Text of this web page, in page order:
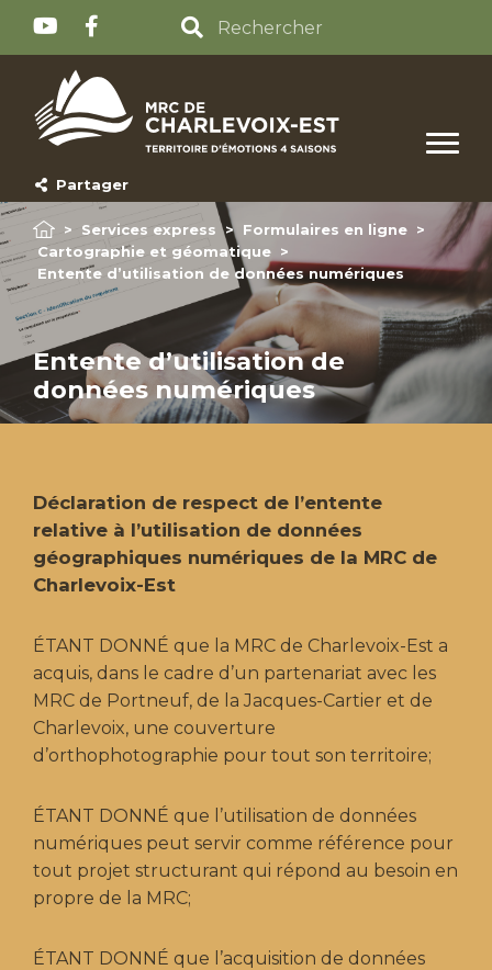
Partager
> Services express > Formulaires en ligne >
Cartographie et géomatique >
Entente d’utilisation de données numériques
Entente d’utilisation de
données numériques
Déclaration de respect de l’entente
relative à l’utilisation de données
géographiques numériques de la MRC de
Charlevoix-Est
ÉTANT DONNÉ que la MRC de Charlevoix-Est a
acquis, dans le cadre d’un partenariat avec les
MRC de Portneuf, de la Jacques-Cartier et de
Charlevoix, une couverture
d’orthophotographie pour tout son territoire;
ÉTANT DONNÉ que l’utilisation de données
numériques peut servir comme référence pour
tout projet structurant qui répond au besoin en
propre de la MRC;
ÉTANT DONNÉ que l’acquisition de données